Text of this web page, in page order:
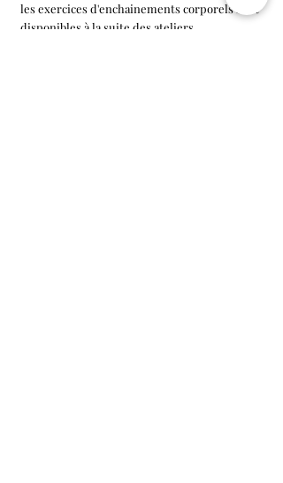
les exercices d'enchainements corporels sont
disponibles à la suite des ateliers.